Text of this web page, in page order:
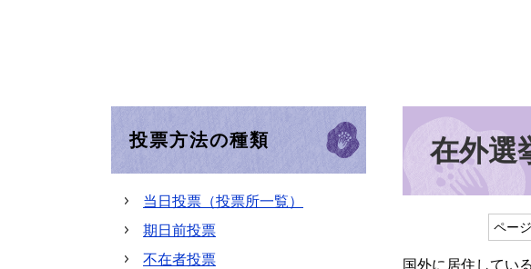
在外選
ペー
国外に居住してい
投票方法の種類
当日投票（投票所一覧）
期日前投票
不在者投票